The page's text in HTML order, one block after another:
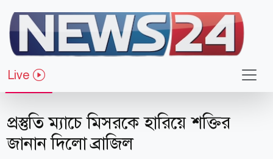
Live
খেলাধুলা
প্রস্তুতি ম্যাচে মিসরকে হারিয়ে শক্তির
জানান দিলো ব্রাজিল